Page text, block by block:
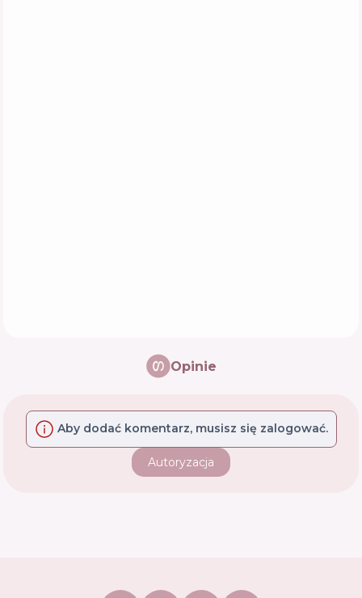
Opinie
Aby dodać komentarz, musisz się zalogować.
Autoryzacja